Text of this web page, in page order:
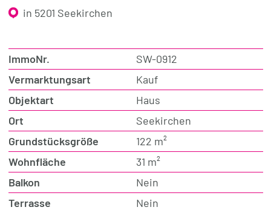
in 5201 Seekirchen
ImmoNr.
SW-0912
Vermarktungsart
Kauf
Objektart
Haus
Ort
Seekirchen
Grundstücksgröße
122 m²
Wohnfläche
31 m²
Balkon
Nein
Terrasse
Nein